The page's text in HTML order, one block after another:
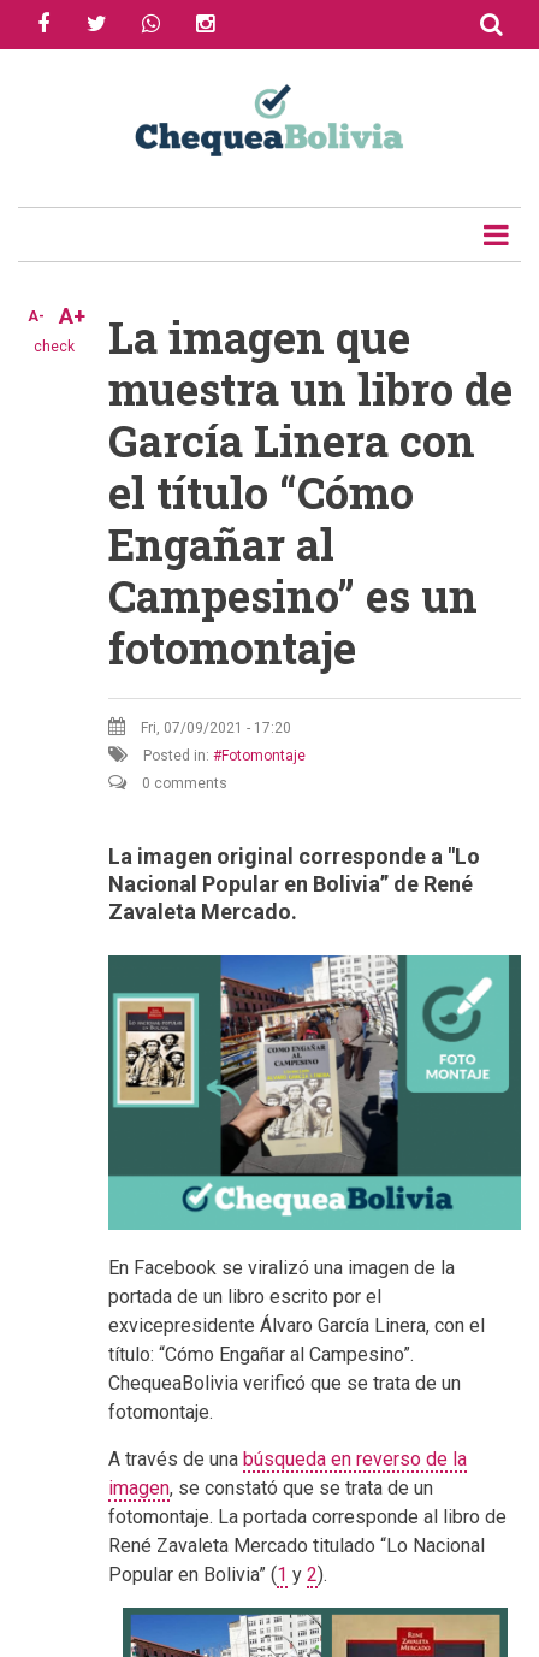
facebooktwitter whatsapp
check
A- A+
La imagen que
muestra un libro de
García Linera con
el título “Cómo
Engañar al
Campesino” es un
fotomontaje
Fri, 07/09/2021 - 17:20
Posted in:
Fotomontaje
0 comments
La imagen original corresponde a "Lo
Nacional Popular en Bolivia” de René
Zavaleta Mercado.
En Facebook se viralizó una imagen de la
portada de un libro escrito por el
exvicepresidente Álvaro García Linera, con el
título: “Cómo Engañar al Campesino”.
ChequeaBolivia verificó que se trata de un
fotomontaje.
A través de una búsqueda en reverso de la
imagen, se constató que se trata de un
fotomontaje. La portada corresponde al libro de
René Zavaleta Mercado titulado “Lo Nacional
Popular en Bolivia” (1 y 2).